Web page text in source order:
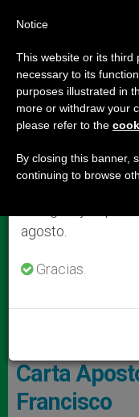
DOCUMENTOS,PAPA
‘Sacrae
Carta
Francisco
Aviso
Del 27 de julio
anual,
se generan menos
agosto.
Gracias.
Notice
This website or its third
necessary to its
purposes illustrated in
more or withdraw your
please refer to the
By closing this banner,
continuing to browse